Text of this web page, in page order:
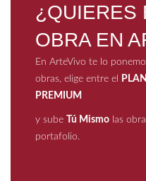
¿QUIERES
OBRA EN
En ArteVivo te lo
obras, elige entre el
PREMIUM
y sube Tú Mismo las
portafolio.